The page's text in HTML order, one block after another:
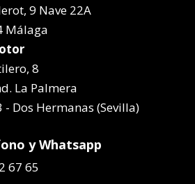
9 Nave 22A
Málaga
8
La Palmera
- Dos Hermanas (Sevilla)
y Whatsapp
67 65